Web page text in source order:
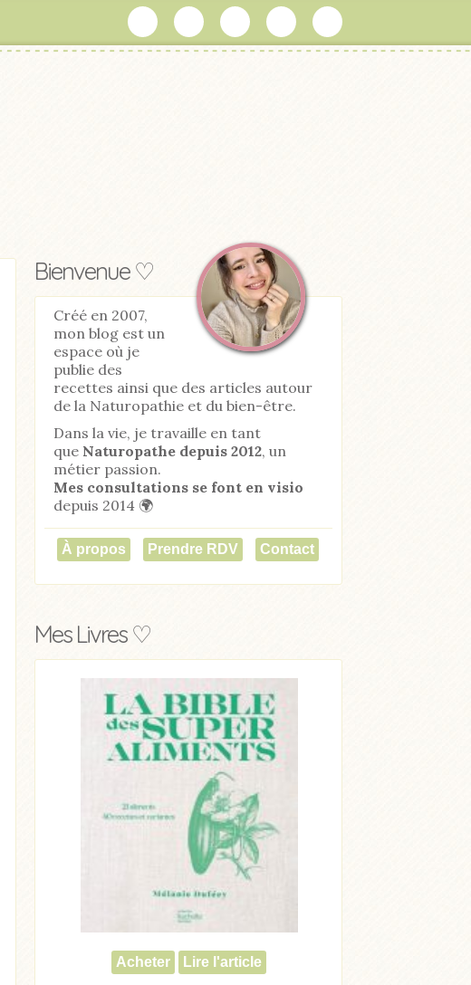
Bienvenue ♡
Créé en 2007,
mon blog est un
espace où je
publie des
recettes ainsi que des articles autour
de la Naturopathie et du bien-être.
Dans la vie, je travaille en tant
que Naturopathe depuis 2012, un
métier passion.
Mes consultations se font en visio
depuis 2014 🌍
À propos Prendre RDV Contact
Mes Livres ♡
Acheter Lire l'article